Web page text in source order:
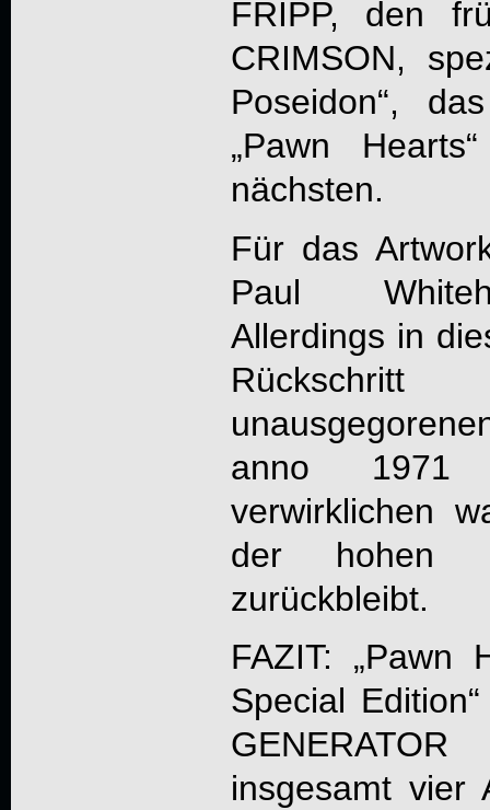
FRIPP, den
CRIMSON,
Poseidon“,
„Pawn
nächsten.
Für das
Paul
Allerdings in
anno
verwirklichen
der hohen
zurückbleibt.
FAZIT: „Pawn
Special Edition
GENERATOR
insgesamt vier